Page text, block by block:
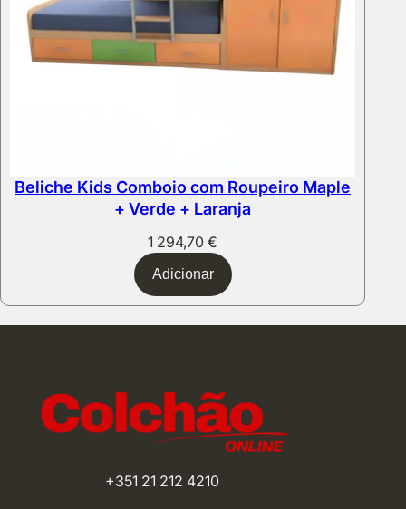
Beliche Kids Comboio com Roupeiro Maple
+ Verde + Laranja
1 294,70€
Adicionar
+351 21 212 4210